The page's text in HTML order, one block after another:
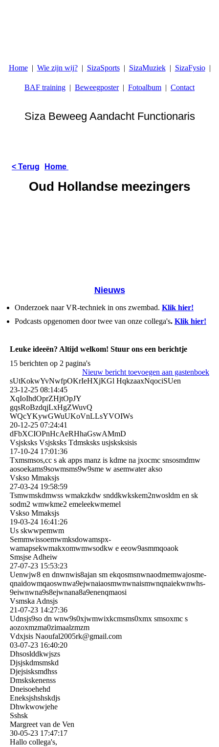
Home Wie zijn wij? SizaSports SizaMuziek SizaFysio
BAF training Beweegposter Fotoalbum Contact
Siza Beweeg Aandacht Functionaris
< Terug Home
Oud Hollandse meezingers
Nieuws
Onderzoek naar VR-techniek in ons zwembad. Klik hier!
Podcasts opgenomen door twee van onze collega's. Klik hier!
Leuke ideeën? Altijd welkom! Stuur ons een berichtje
15 berichten op 2 pagina's
Nieuw bericht toevoegen aan gastenboek
sUtKokwYvNwfpOKrIeHXjKGl HqkzaaxNqociSUen
23-12-25 08:14:45
XqIoIhdOprZHjtOpJY
gqsRoBzdqjLxHgZWuvQ
WQcYKywGWuUKoVnLLsYVOIWs
20-12-25 07:24:41
dFbXCIOPnHcAeRHhaGswAMm­D
Vsjsksks Vsjsksks Tdmsksks usjsksksisis
17-10-24 17:01:36
Txmsmsos,cc s ak apps manz is kdme na jxocmc snsosmdmw
aosoekams9sowmsms9w9sme w asemwater akso
Vskso Mmaksjs
27-03-24 19:58:59
Tsmwmskdmwss wmakzkdw snddkwkskem2nwosldm en sk
sodm2 wmwkme2 emeleekwmemel
Vskso Mmaksjs
19-03-24 16:41:26
Us skwwpemwm
Semmwissoemwmksdowamspx­
wamapsekwmakxomwmwsodkw e eeow9asmmqoaok
Smsjse Adheiw
27-07-23 15:53:23
Uenwjw8 en dnwnwis8ajan sm ekqosmsnwnaodmemwajosme­
qnaidowmqaoswnwa9ejwnaia­osmwnwnaismwnqnaiekwnwhs­
9eiwnwna9s8ejwnana8a9ene­nqmaosi
Vsmska Adnsjs
21-07-23 14:27:36
Udnsjs9so dn wnw9s0xjwmwixkcmsms0xmx smsoxmc s
aozoxmzma0zimaalzmzm
Vdxjsis Naoufal2005rk@gmail.com
03-07-23 16:40:20
Dhsoslddkwjszs
Djsjskdmsmskd
Djejsisksmdhss
Dmskskenenss
Dneisoehehd
Eneksjshshskdjs
Dhwkwowjehe
Sshsk
Margreet van de Ven
30-05-23 17:47:17
Hallo collega's,